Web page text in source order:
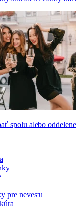
spolu alebo
pre nevestu